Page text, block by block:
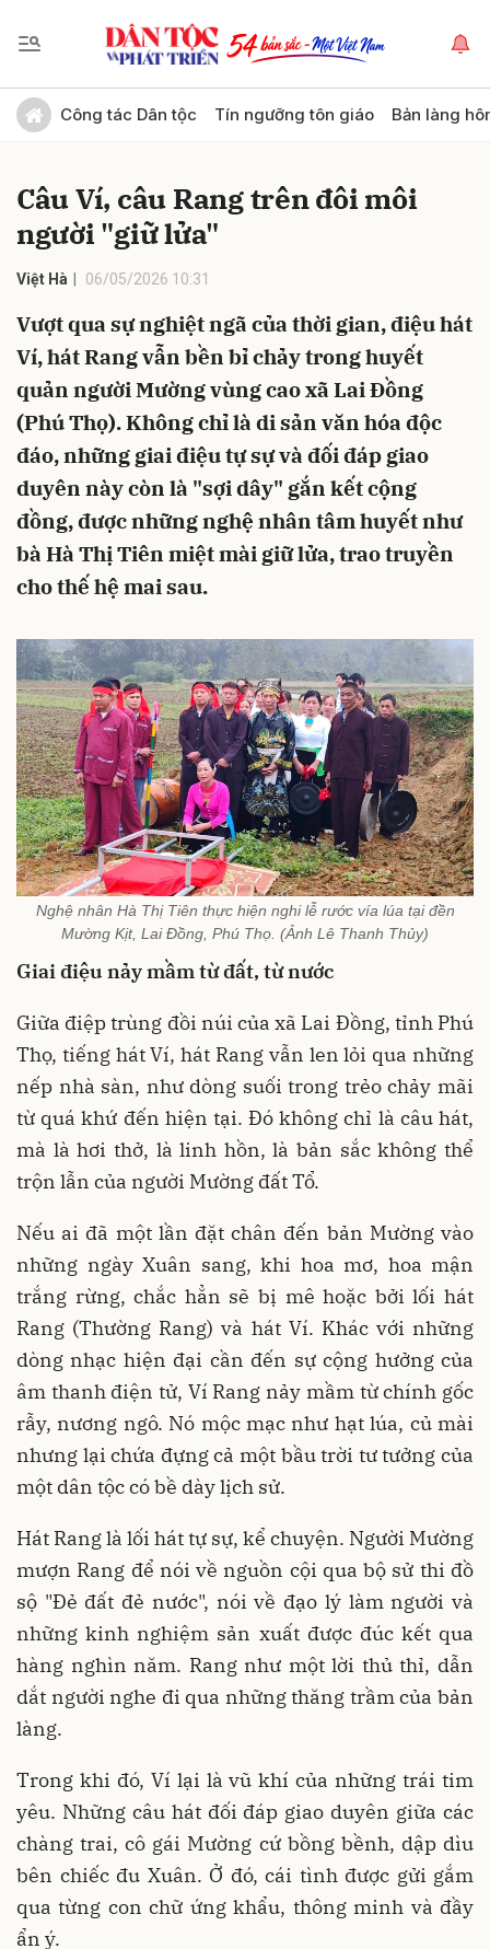
Công tác Dân tộc Tín ngưỡng tôn giáo Bản làng
Câu Ví, câu Rang trên đôi môi
người "giữ lửa"
Việt Hà 06/05/2026 10:31
Vượt qua sự nghiệt ngã của thời gian, điệu hát
Ví, hát Rang vẫn bền bỉ chảy trong huyết
quản người Mường vùng cao xã Lai Đồng
(Phú Thọ). Không chỉ là di sản văn hóa độc
đáo, những giai điệu tự sự và đối đáp giao
duyên này còn là "sợi dây" gắn kết cộng
đồng, được những nghệ nhân tâm huyết như
bà Hà Thị Tiên miệt mài giữ lửa, trao truyền
cho thế hệ mai sau.
Nghệ nhân Hà Thị Tiên thực hiện nghi lễ rước vía lúa tại đền
Mường Kịt, Lai Đồng, Phú Thọ. (Ảnh Lê Thanh Thủy)
Giai điệu nảy mầm từ đất, từ nước
Giữa điệp trùng đồi núi của xã Lai Đồng, tỉnh Phú
Thọ, tiếng hát Ví, hát Rang vẫn len lỏi qua những
nếp nhà sàn, như dòng suối trong trẻo chảy mãi
từ quá khứ đến hiện tại. Đó không chỉ là câu hát,
mà là hơi thở, là linh hồn, là bản sắc không thể
trộn lẫn của người Mường đất Tổ.
Nếu ai đã một lần đặt chân đến bản Mường vào
những ngày Xuân sang, khi hoa mơ, hoa mận
trắng rừng, chắc hẳn sẽ bị mê hoặc bởi lối hát
Rang (Thường Rang) và hát Ví. Khác với những
dòng nhạc hiện đại cần đến sự cộng hưởng của
âm thanh điện tử, Ví Rang nảy mầm từ chính gốc
rẫy, nương ngô. Nó mộc mạc như hạt lúa, củ mài
nhưng lại chứa đựng cả một bầu trời tư tưởng của
một dân tộc có bề dày lịch sử.
Hát Rang là lối hát tự sự, kể chuyện. Người Mường
mượn Rang để nói về nguồn cội qua bộ sử thi đồ
sộ "Đẻ đất đẻ nước", nói về đạo lý làm người và
những kinh nghiệm sản xuất được đúc kết qua
hàng nghìn năm. Rang như một lời thủ thỉ, dẫn
dắt người nghe đi qua những thăng trầm của bản
làng.
Trong khi đó, Ví lại là vũ khí của những trái tim
yêu. Những câu hát đối đáp giao duyên giữa các
chàng trai, cô gái Mường cứ bồng bềnh, dập dìu
bên chiếc đu Xuân. Ở đó, cái tình được gửi gắm
qua từng con chữ ứng khẩu, thông minh và đầy
ẩn ý.
Gửi bình luận
Hủy Gửi